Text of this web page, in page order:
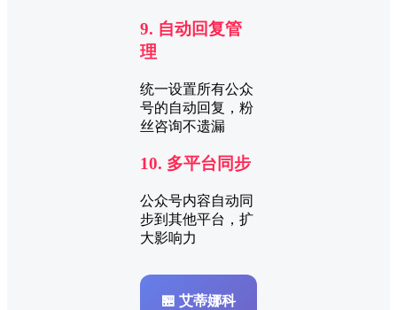
9. 自动回复管
理
统一设置所有公众
号的自动回复，粉
丝咨询不遗漏
10. 多平台同步
公众号内容自动同
步到其他平台，扩
大影响力
🏪 艾蒂娜科